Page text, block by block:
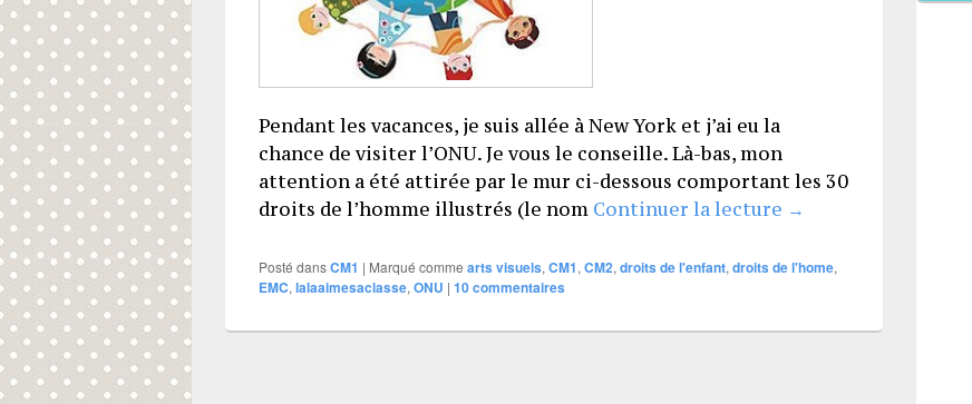
Pendant les vacances, je suis allée à New York et j’ai eu la
chance de visiter l’ONU. Je vous le conseille. Là-bas, mon
attention a été attirée par le mur ci-dessous comportant les 30
droits de l’homme illustrés (le nom Continuer la lecture Les droits de l’enfant
→
Posté dansCM1 | Marqué comme arts visuels, CM1, CM2, droits de l'enfant, droits de l'home,
EMC, lalaaimesaclasse, ONU | 10commentaires